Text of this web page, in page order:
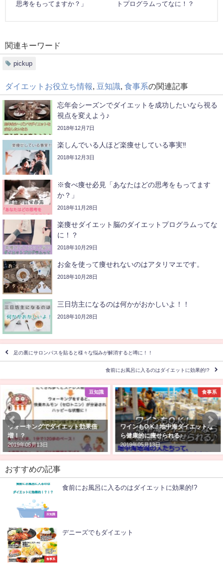
思考をもってますか？」
トプログラムってなに！？
関連キーワード
pickup
ダイエットお役立ち情報 豆知識 食事系の関連記事
忘年会シーズンでダイエットを成功したいなら視る
視点を変えよう♪
2018年12月7日
楽しんでいる人ほど楽痩せしている事実‼
2018年12月3日
※食べ痩せ必見「あなたはどの思考をもってます
か？」
2018年11月28日
楽痩せダイエット脳のダイエットプログラムってな
に！？
2018年10月29日
お金を使って痩せれないのはアタリマエです。
2018年10月28日
三日坊主になるのは何かがおかしいよ！！
2018年10月28日
足の裏にサロンパスを貼ると様々な悩みが解消すると噂に！！
食前にお風呂に入るのはダイエットに効果的!?
豆知識
ウォーキングでダイエット効果倍
増！？
2019年05月13日
食事系
ワインもO.K.! 地中海ダイエットな
ら健康的に痩せられる♪
2019年05月13日
おすすめの記事
豆知識
食前にお風呂に入るのはダイエットに効果的!?
食事系
デニーズでもダイエット